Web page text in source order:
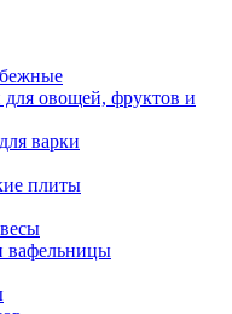
овощей, фруктов и
варки
плиты
вафельницы